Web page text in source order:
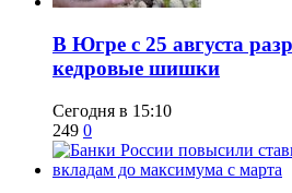
​В Югре с 25 августа
кедровые шишки
Сегодня в 15:10
249 0